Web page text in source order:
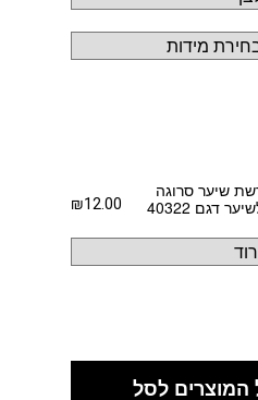
שיער סרוגה
דגם 40322
₪12.00
המוצרים לסל